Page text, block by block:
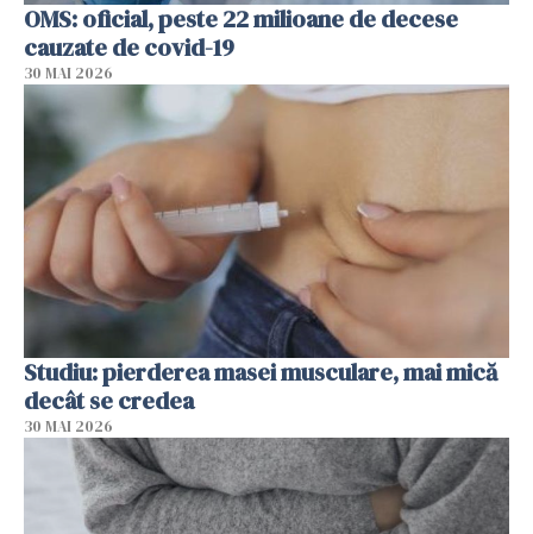
OMS: oficial, peste 22 milioane de decese
cauzate de covid-19
30 MAI 2026
Studiu: pierderea masei musculare, mai mică
decât se credea
30 MAI 2026